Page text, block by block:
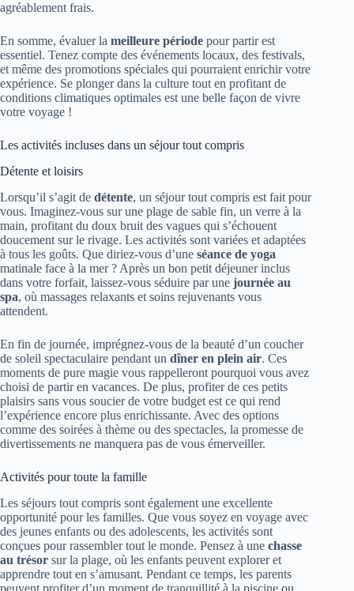
agréablement frais.
En somme, évaluer la meilleure période pour partir est
essentiel. Tenez compte des événements locaux, des festivals,
et même des promotions spéciales qui pourraient enrichir votre
expérience. Se plonger dans la culture tout en profitant de
conditions climatiques optimales est une belle façon de vivre
votre voyage !
Les activités incluses dans un séjour tout compris
Détente et loisirs
Lorsqu’il s’agit de détente, un séjour tout compris est fait pour
vous. Imaginez-vous sur une plage de sable fin, un verre à la
main, profitant du doux bruit des vagues qui s’échouent
doucement sur le rivage. Les activités sont variées et adaptées
à tous les goûts. Que diriez-vous d’une séance de yoga
matinale face à la mer ? Après un bon petit déjeuner inclus
dans votre forfait, laissez-vous séduire par une journée au
spa, où massages relaxants et soins rejuvenants vous
attendent.
En fin de journée, imprégnez-vous de la beauté d’un coucher
de soleil spectaculaire pendant un dîner en plein air. Ces
moments de pure magie vous rappelleront pourquoi vous avez
choisi de partir en vacances. De plus, profiter de ces petits
plaisirs sans vous soucier de votre budget est ce qui rend
l’expérience encore plus enrichissante. Avec des options
comme des soirées à thème ou des spectacles, la promesse de
divertissements ne manquera pas de vous émerveiller.
Activités pour toute la famille
Les séjours tout compris sont également une excellente
opportunité pour les familles. Que vous soyez en voyage avec
des jeunes enfants ou des adolescents, les activités sont
conçues pour rassembler tout le monde. Pensez à une chasse
au trésor sur la plage, où les enfants peuvent explorer et
apprendre tout en s’amusant. Pendant ce temps, les parents
peuvent profiter d’un moment de tranquillité à la piscine ou